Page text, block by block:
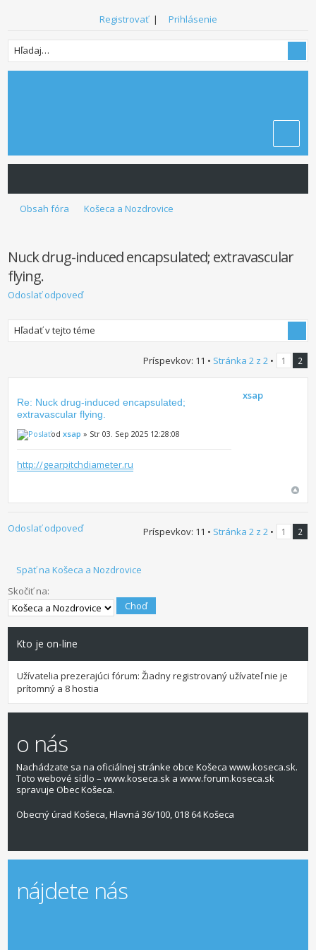
Registrovať| Prihlásenie
Obsah fóra Košeca a Nozdrovice
Nuck drug-induced encapsulated; extravascular
flying.
Odoslať odpoveď
Príspevkov: 11 • Stránka 2z 2• 1 2
Re: Nuck drug-induced encapsulated;
extravascular flying.
odxsap » Str 03. Sep 2025 12:28:08
http://gearpitchdiameter.ru
xsap
Odoslať odpoveď Príspevkov: 11 • Stránka 2z 2• 1 2
Späť na Košeca a Nozdrovice
Skočiť na:
Kto je on-line
Užívatelia prezerajúci fórum: Žiadny registrovaný užívateľ nie je
prítomný a 8 hostia
o nás
Nachádzate sa na oficiálnej stránke obce Košeca www.koseca.sk.
Toto webové sídlo – www.koseca.sk a www.forum.koseca.sk
spravuje Obec Košeca.
Obecný úrad Košeca, Hlavná 36/100, 018 64 Košeca
nájdete nás